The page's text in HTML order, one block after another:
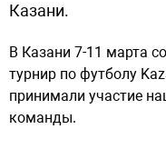
Казани.
В Казани 7-11 марта
турнир по футболу
принимали участие
команды.